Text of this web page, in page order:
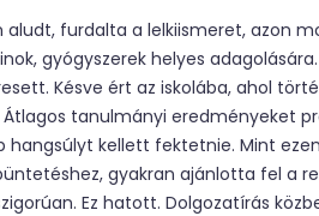
furdalta a lelkiismeret, azon
gyógyszerek helyes
Késve ért az iskolába, ahol
tanulmányi eredményeket
kellett fektetnie. Mint
gyakran ajánlotta fel a
Ez hatott. Dolgozatírás